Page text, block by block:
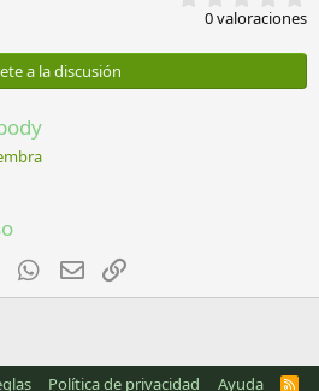
,
0
s
0 valoraciones
a la discusión
Tumblr WhatsApp
Email
Política de privacidad Ayuda R